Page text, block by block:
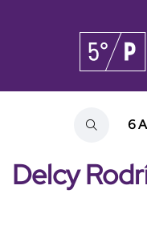
6
Delcy